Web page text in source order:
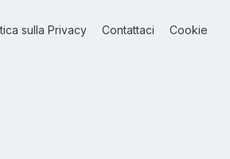
sulla Privacy Contattaci Cookie